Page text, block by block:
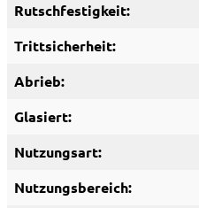
Rutschfestigkeit:
Trittsicherheit:
Abrieb:
Glasiert:
Nutzungsart:
Nutzungsbereich: